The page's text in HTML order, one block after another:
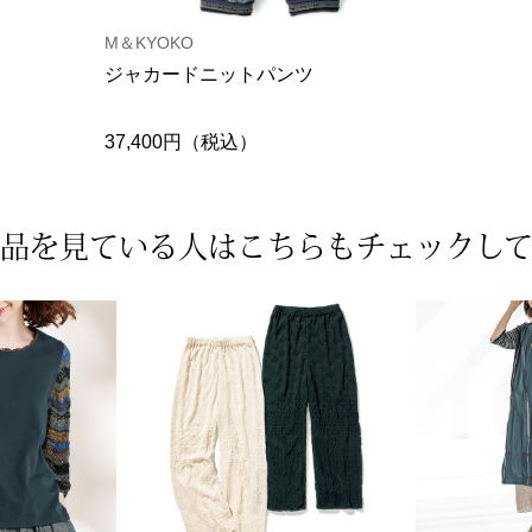
M＆KYOKO
ジャカードニットパンツ
37,400円（税込）
を見ている人は こちらもチェックし